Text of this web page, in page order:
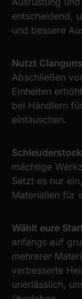
entscheidend,
und bessere
Nutzt
Abschließen
Einheiten
bei Händlern
eintauschen.
mächtige
Setzt es nur
Materialien für
Wählt eure
anfangs auf
mehrerer
verbesserte
unerlässlich,